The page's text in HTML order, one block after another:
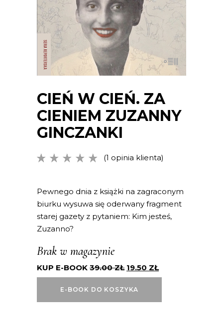
CIEŃ W CIEŃ. ZA
CIENIEM ZUZANNY
GINCZANKI
Oceniony
podstawie
1
oceny
klienta
(1 opinia klienta)
Pewnego dnia z książki na zagraconym
biurku wysuwa się oderwany fragment
starej gazety z pytaniem: Kim jesteś,
Zuzanno?
Brak w magazynie
KUP E-BOOK 39.00ZŁ 19.50 ZŁ
E-BOOK DO KOSZYKA